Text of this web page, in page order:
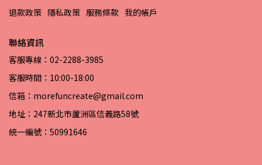
退款政策 隱私政策 服務條款 我的帳戶
聯絡資訊
客服專線：02-2288-3985
客服時間：10:00-18:00
信箱：morefuncreate@gmail.com
地址：247新北市蘆洲區信義路58號
統一編號：50991646